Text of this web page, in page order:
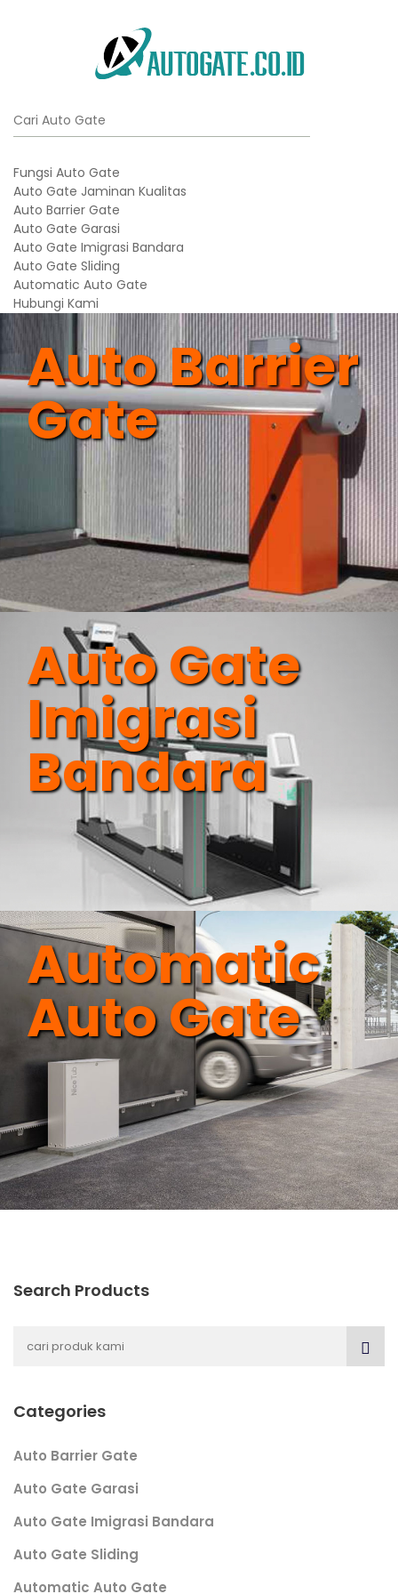
Fungsi Auto Gate
Auto Gate Jaminan Kualitas
Auto Barrier Gate
Auto Gate Garasi
Auto Gate Imigrasi Bandara
Auto Gate Sliding
Automatic Auto Gate
Hubungi Kami
Auto Barrier
Gate
Auto Gate
Imigrasi
Bandara
Automatic
Auto Gate
Search Products
Categories
Auto Barrier Gate
Auto Gate Garasi
Auto Gate Imigrasi Bandara
Auto Gate Sliding
Automatic Auto Gate